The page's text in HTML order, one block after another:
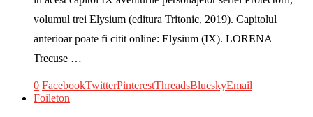
volumul trei Elysium (editura Tritonic, 2019). Capitolul
anterioar poate fi citit online: Elysium (IX). LORENA
Trecuse …
0 FacebookTwitterPinterestThreadsBlueskyEmail
Foileton